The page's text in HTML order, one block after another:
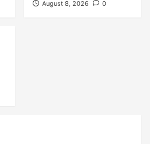
August 8, 2026
0